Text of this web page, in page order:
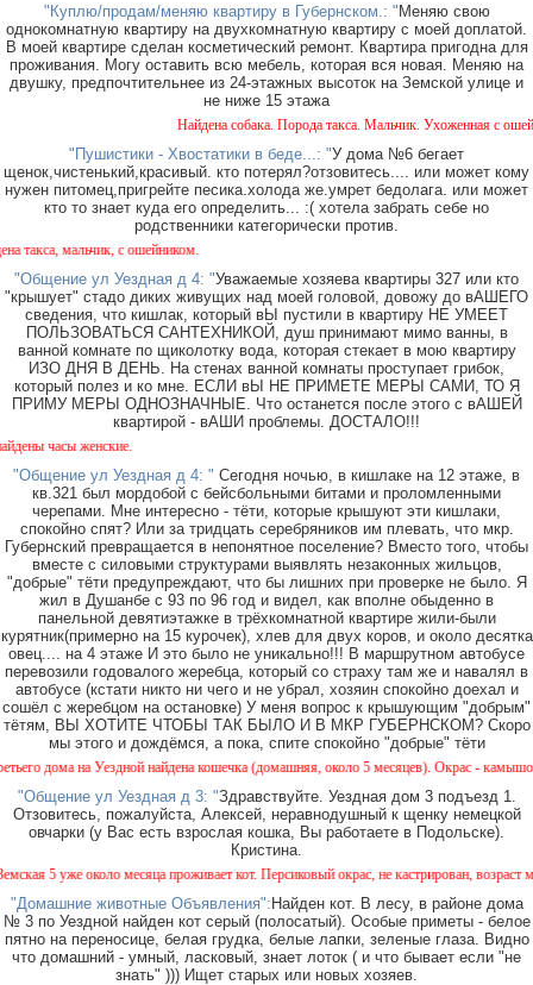
"Куплю/продам/меняю квартиру в Губернском.: " Меняю свою
однокомнатную квартиру на двухкомнатную квартиру с моей доплатой.
В моей квартире сделан косметический ремонт. Квартира пригодна для
проживания. Могу оставить всю мебель, которая вся новая. Меняю на
двушку, предпочтительнее из 24-этажных высоток на Земской улице и
не ниже 15 этажа
Найдена собака. Порода такса. Мальчик. Ухоженная с
"Пушистики - Хвостатики в беде...: "У дома №6 бегает
щенок,чистенький,красивый. кто потерял?отзовитесь.... или может кому
нужен питомец,пригрейте песика.холода же.умрет бедолага. или может
кто то знает куда его определить... :( хотела забрать себе но
родственники категорически против.
мальчик, с ошейником.
"Общение ул Уездная д 4: "Уважаемые хозяева квартиры 327 или кто
"крышует" стадо диких живущих над моей головой, довожу до вАШЕГО
сведения, что кишлак, который вЫ пустили в квартиру НЕ УМЕЕТ
ПОЛЬЗОВАТЬСЯ САНТЕХНИКОЙ, душ принимают мимо ванны, в
ванной комнате по щиколотку вода, которая стекает в мою квартиру
ИЗО ДНЯ В ДЕНЬ. На стенах ванной комнаты проступает грибок,
который полез и ко мне. ЕСЛИ вЫ НЕ ПРИМЕТЕ МЕРЫ САМИ, ТО Я
ПРИМУ МЕРЫ ОДНОЗНАЧНЫЕ. Что останется после этого с вАШЕЙ
квартирой - вАШИ проблемы. ДОСТАЛО!!!
часы женские.
"Общение ул Уездная д 4: " Сегодня ночью, в кишлаке на 12 этаже, в
кв.321 был мордобой с бейсбольными битами и проломленными
черепами. Мне интересно - тёти, которые крышуют эти кишлаки,
спокойно спят? Или за тридцать серебряников им плевать, что мкр.
Губернский превращается в непонятное поселение? Вместо того, чтобы
вместе с силовыми структурами выявлять незаконных жильцов,
"добрые" тёти предупреждают, что бы лишних при проверке не было. Я
жил в Душанбе с 93 по 96 год и видел, как вполне обыденно в
панельной девятиэтажке в трёхкомнатной квартире жили-были
курятник(примерно на 15 курочек), хлев для двух коров, и около десятка
овец.... на 4 этаже И это было не уникально!!! В маршрутном автобусе
перевозили годовалого жеребца, который со страху там же и навалял в
автобусе (кстати никто ни чего и не убрал, хозяин спокойно доехал и
сошёл с жеребцом на остановке) У меня вопрос к крышующим "добрым"
тётям, ВЫ ХОТИТЕ ЧТОБЫ ТАК БЫЛО И В МКР ГУБЕРНСКОМ? Скоро
мы этого и дождёмся, а пока, спите спокойно "добрые" тёти
на Уездной найдена кошечка (домашняя, около 5 месяцев). Окрас - камышовый,
"Общение ул Уездная д 3: "Здравствуйте. Уездная дом 3 подъезд 1.
Отзовитесь, пожалуйста, Алексей, неравнодушный к щенку немецкой
овчарки (у Вас есть взрослая кошка, Вы работаете в Подольске).
Кристина.
5 уже около месяца проживает кот. Персиковый окрас, не кастрирован, возраст
"Домашние животные Объявления": Найден кот. В лесу, в районе дома
№ 3 по Уездной найден кот серый (полосатый). Особые приметы - белое
пятно на переносице, белая грудка, белые лапки, зеленые глаза. Видно
что домашний - умный, ласковый, знает лоток ( и что бывает если "не
знать" ))) Ищет старых или новых хозяев.